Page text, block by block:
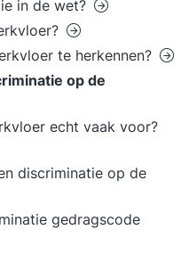
in de wet?
te herkennen?
op de
echt vaak voor?
discriminatie op de
gedragscode